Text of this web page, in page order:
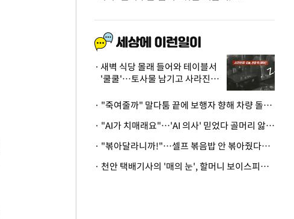
새벽 식당 몰래 들어와 테이블서
'쿨쿨'…토사물 남기고 사라진 남
· "죽여줄까" 말다툼 끝에 보행자 향해 차량 돌진…50대 여성 중상
· "AI가 치매래요"…'AI 의사' 믿었다 골머리 앓는 美 의료계 '경고'
· "볶아달라니까!"…셀프 볶음밥 안 볶아줬다고 사장 폭행한 손님
· 천안 택배기사의 '매의 눈', 할머니 보이스피싱 피해 막아